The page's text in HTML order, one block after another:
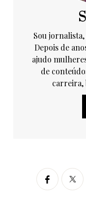
Sou
Depois de
ajudo
de
carreira,